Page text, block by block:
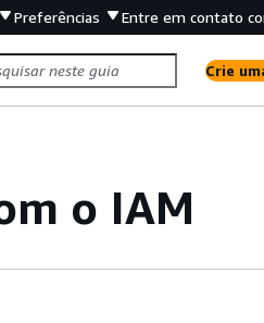
Preferências Entre em contato
Crie
o IAM